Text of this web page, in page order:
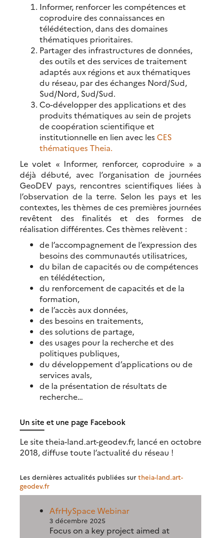
Informer, renforcer les compétences et
coproduire des connaissances en
télédétection, dans des domaines
thématiques prioritaires.
Partager des infrastructures de données,
des outils et des services de traitement
adaptés aux régions et aux thématiques
du réseau, par des échanges Nord/Sud,
Sud/Nord, Sud/Sud.
Co-développer des applications et des
produits thématiques au sein de projets
de coopération scientifique et
institutionnelle en lien avec les CES
thématiques Theia.
Le volet « Informer, renforcer, coproduire » a
déjà débuté, avec l’organisation de journées
GeoDEV pays, rencontres scientifiques liées à
l’observation de la terre. Selon les pays et les
contextes, les thèmes de ces premières journées
revêtent des finalités et des formes de
réalisation différentes. Ces thèmes relèvent :
de l’accompagnement de l’expression des
besoins des communautés utilisatrices,
du bilan de capacités ou de compétences
en télédétection,
du renforcement de capacités et de la
formation,
de l’accès aux données,
des besoins en traitements,
des solutions de partage,
des usages pour la recherche et des
politiques publiques,
du développement d’applications ou de
services avals,
de la présentation de résultats de
recherche…
Un site et une page Facebook
Le site theia-land.art-geodev.fr, lancé en octobre
2018, diffuse toute l’actualité du réseau !
Les dernières actualités publiées sur theia-land.art-
geodev.fr
AfrHySpace Webinar
3 décembre 2025
Focus on a key project aimed at